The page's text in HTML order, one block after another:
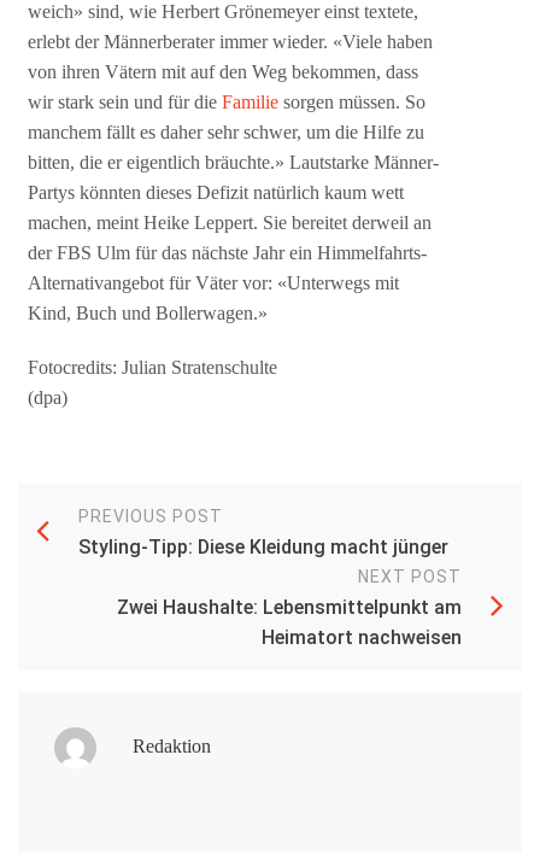
weich» sind, wie Herbert Grönemeyer einst textete,
erlebt der Männerberater immer wieder. «Viele haben
von ihren Vätern mit auf den Weg bekommen, dass
wir stark sein und für dieFamilie sorgen müssen. So
manchem fällt es daher sehr schwer, um die Hilfe zu
bitten, die er eigentlich bräuchte.» Lautstarke Männer-
Partys könnten dieses Defizit natürlich kaum wett
machen, meint Heike Leppert. Sie bereitet derweil an
der FBS Ulm für das nächste Jahr ein Himmelfahrts-
Alternativangebot für Väter vor: «Unterwegs mit
Kind, Buch und Bollerwagen.»
Fotocredits: Julian Stratenschulte
(dpa)
PREVIOUS POST
Styling-Tipp: Diese Kleidung macht jünger
NEXT POST
Zwei Haushalte: Lebensmittelpunkt am
Heimatort nachweisen
Redaktion